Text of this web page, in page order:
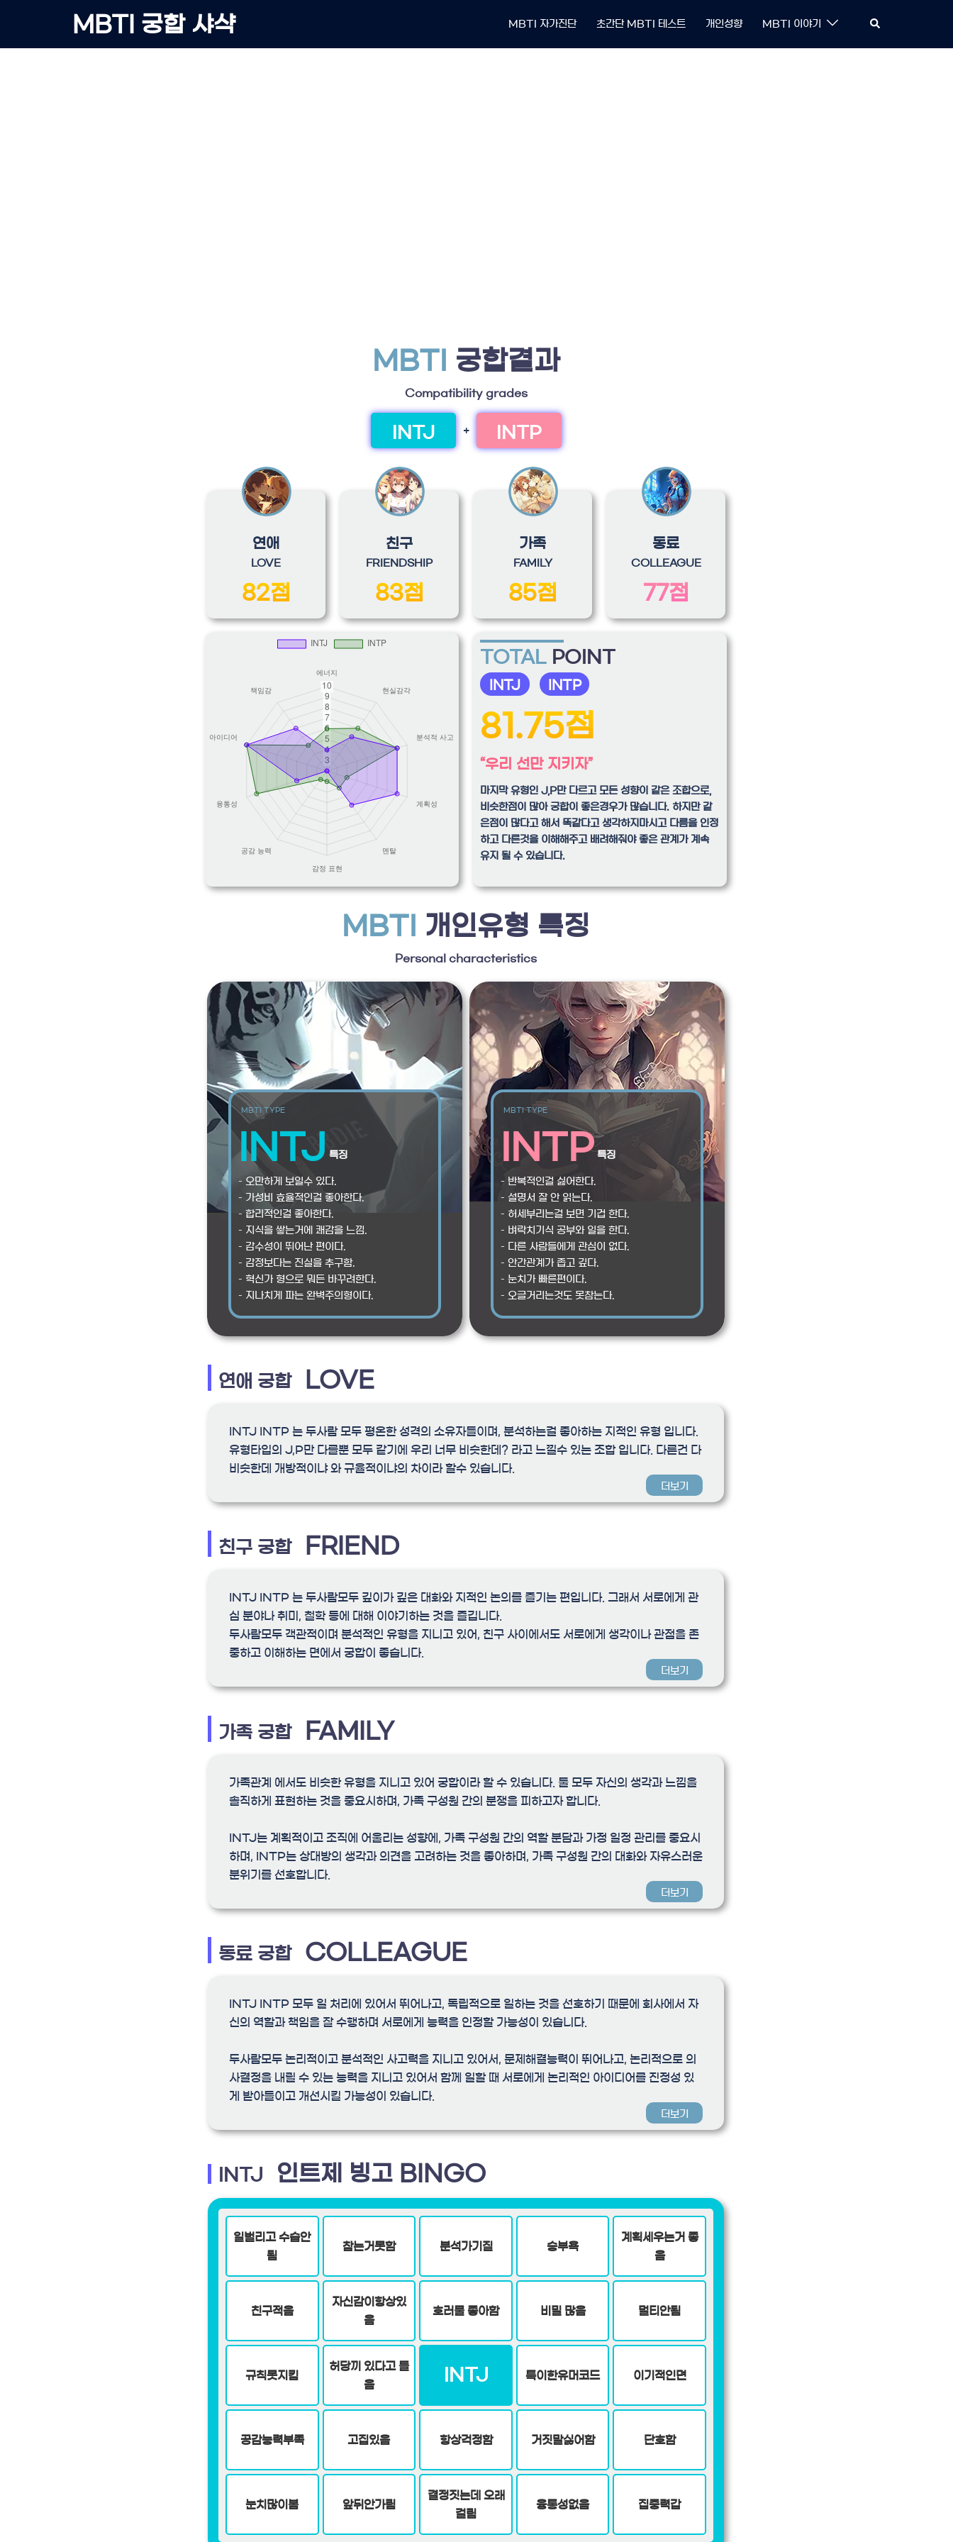
content
MBTI 궁합 샤샥 MBTI 자가진단 초간단 MBTI 테스트 개인성향 MBTI 이야기 Search
MBTI 궁합결과
Compatibility grades
INTJ + INTP
연애
LOVE
82점
친구
FRIENDSHIP
83점
가족
FAMILY
85점
동료
COLLEAGUE
77점
TOTAL POINT
INTJ INTP
81.75점
“우리 선만 지키자”
마지막 유형인 J,P만 다르고 모든 성향이 같은 조합으로,
비슷한점이 많아 궁합이 좋은경우가 많습니다. 하지만 같
은점이 많다고 해서 똑같다고 생각하지마시고 다름을 인정
하고 다른것을 이해해주고 배려해줘야 좋은 관계가 계속
유지 될 수 있습니다.
MBTI 개인유형 특징
Personal characteristics
MBTI TYPE
INTJ 특징
– 오만하게 보일수 있다.
– 가성비 효율적인걸 좋아한다.
– 합리적인걸 좋아한다.
– 지식을 쌓는거에 쾌감을 느낌.
– 감수성이 뛰어난 편이다.
– 감정보다는 진실을 추구함.
– 혁신가 형으로 뭐든 바꾸려한다.
– 지나치게 파는 완벽주의형이다.
MBTI TYPE
INTP 특징
– 반복적인걸 싫어한다.
– 설명서 잘 안 읽는다.
– 허세부리는걸 보면 기겁 한다.
– 벼락치기식 공부와 일을 한다.
– 다른 사람들에게 관심이 없다.
– 안간관계가 좁고 깊다.
– 눈치가 빠른편이다.
– 오글거리는것도 못참는다.
연애 궁합 LOVE
INTJ INTP 는 두사람 모두 평온한 성격의 소유자들이며, 분석하는걸 좋아하는 지적인 유형 입니다.
유형타입의 J,P만 다를뿐 모두 같기에 우리 너무 비슷한데? 라고 느낄수 있는 조합 입니다. 다른건 다
비슷한데 개방적이냐 와 규율적이냐의 차이라 할수 있습니다.
더보기
친구 궁합 FRIEND
INTJ INTP 는 두사람모두 깊이가 깊은 대화와 지적인 논의를 즐기는 편입니다. 그래서 서로에게 관
심 분야나 취미, 철학 등에 대해 이야기하는 것을 즐깁니다.
두사람모두 객관적이며 분석적인 유형을 지니고 있어, 친구 사이에서도 서로에게 생각이나 관점을 존
중하고 이해하는 면에서 궁합이 좋습니다.
더보기
가족 궁합 FAMILY
가족관계 에서도 비슷한 유형을 지니고 있어 궁합이라 할 수 있습니다. 둘 모두 자신의 생각과 느낌을
솔직하게 표현하는 것을 중요시하며, 가족 구성원 간의 분쟁을 피하고자 합니다.
INTJ는 계획적이고 조직에 어울리는 성향에, 가족 구성원 간의 역할 분담과 가정 일정 관리를 중요시
하며, INTP는 상대방의 생각과 의견을 고려하는 것을 좋아하며, 가족 구성원 간의 대화와 자유스러운
분위기를 선호합니다.
더보기
동료 궁합 COLLEAGUE
INTJ INTP 모두 일 처리에 있어서 뛰어나고, 독립적으로 일하는 것을 선호하기 때문에 회사에서 자
신의 역할과 책임을 잘 수행하며 서로에게 능력을 인정할 가능성이 있습니다.
두사람모두 논리적이고 분석적인 사고력을 지니고 있어서, 문제해결능력이 뛰어나고, 논리적으로 의
사결정을 내릴 수 있는 능력을 지니고 있어서 함께 일할 때 서로에게 논리적인 아이디어를 진정성 있
게 받아들이고 개선시킬 가능성이 있습니다.
더보기
INTJ 인트제 빙고 BINGO
일벌리고 수습안
됨
참는거못함 분석가기질 승부욕
계획세우는거 좋
음
친구적음
자신감이항상있
음
호러물 좋아함 비밀 많음 멀티안됨
규칙못지킴
허당끼 있다고 들
음
INTJ 특이한유머코드 이기적인면
공감능력부족 고집있음 항상걱정함 거짓말싫어함 단호함
눈치많이봄 앞뒤안가림
결정짓는데 오래
걸림
융통성없음 집중력갑